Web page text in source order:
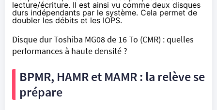
lecture/écriture. Il est ainsi vu comme deux disques
durs indépendants par le système. Cela permet de
doubler les débits et les IOPS.
Disque dur Toshiba MG08 de 16 To (CMR) : quelles
performances à haute densité ?
BPMR, HAMR et MAMR : la relève se
prépare